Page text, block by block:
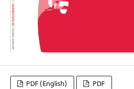
PDF (English) PDF